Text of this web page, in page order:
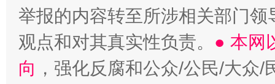
举报的内容转至所涉相关部门
观点和对其真实性负责。 ● 本网
向 ，强化反腐和公众/公民/大众